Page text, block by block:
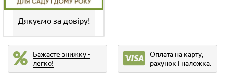
Дякуємо за довіру!
Бажаєте знижку -
легко!
Оплата на карту,
рахунок і наложка.